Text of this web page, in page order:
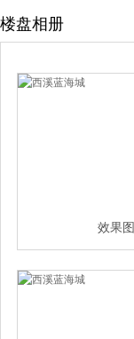
楼盘相册
效果图